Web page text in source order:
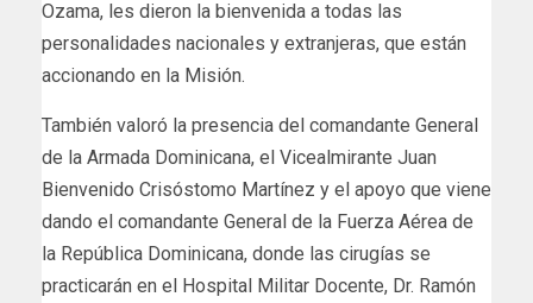
Ozama, les dieron la bienvenida a todas las
personalidades nacionales y extranjeras, que están
accionando en la Misión.
También valoró la presencia del comandante General
de la Armada Dominicana, el Vicealmirante Juan
Bienvenido Crisóstomo Martínez y el apoyo que viene
dando el comandante General de la Fuerza Aérea de
la República Dominicana, donde las cirugías se
practicarán en el Hospital Militar Docente, Dr. Ramón